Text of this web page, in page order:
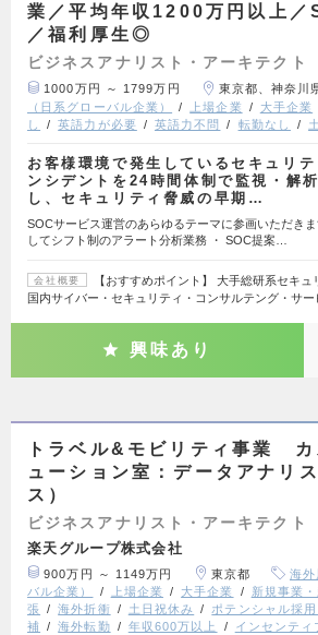
業／平均年収1200万円以上／
／福利厚生◎
ビジネスアナリスト・アーキテクト
1000万円 ～ 1799万円 東京都、神奈川
（日系グローバル企業）
上場企業 大手企業
し
英語力が必要 英語力不問 転勤なし
お客様環境で発生しているセキュリテ
ンシデントを24時間体制で監視・解析
し、セキュリティ脅威の早期…
SOCサービス運営のあらゆるテーマに参画いただき
してシフト制のアラート分析業務 ・ SOC提案…
会社概要
【おすすめポイント】 大手総研系セキュ
国内サイバー・セキュリティ・コンサルテング・サー
興味あり
トラベル&モビリティ事業 カ
ューション室：データアナリ
ス）
ビジネスアナリスト・アーキテクト
楽天グループ株式会社
900万円 ～ 1149万円 東京都
海外
バル企業）
上場企業 大手企業 新規事業
張
海外折衝 土日祝休み ポテンシャル採用
補
海外転勤 年収600万以上 インセンティ